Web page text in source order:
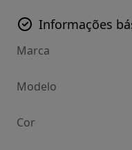
Informações
Marca
Modelo
Cor